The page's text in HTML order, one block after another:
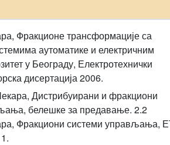
Фракционе трансформације са
аутоматике и електричним
у Београду, Електротехнички
дисертација 2006.
Дистрибуирани и фракциони
белешке за предавање. 2.2
Фракциони системи управљања,